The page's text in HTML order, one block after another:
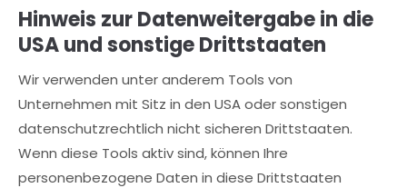
Hinweis zur Datenweitergabe in die
USA und sonstige Drittstaaten
Wir verwenden unter anderem Tools von
Unternehmen mit Sitz in den USA oder sonstigen
datenschutzrechtlich nicht sicheren Drittstaaten.
Wenn diese Tools aktiv sind, können Ihre
personenbezogene Daten in diese Drittstaaten